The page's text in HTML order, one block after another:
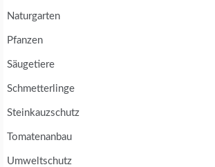
Naturgarten
Pfanzen
Säugetiere
Schmetterlinge
Steinkauzschutz
Tomatenanbau
Umweltschutz